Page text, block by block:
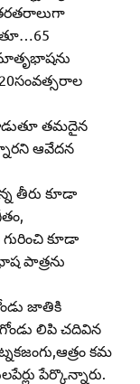
తరతరాలుగా
మాతృభాషను
తమదైన
ఆవేదన
తీరు కూడా
కూడా
పాత్రను
జాతికి
గోండు లిపి చదివిన
కమ
పేర్కొన్నారు.